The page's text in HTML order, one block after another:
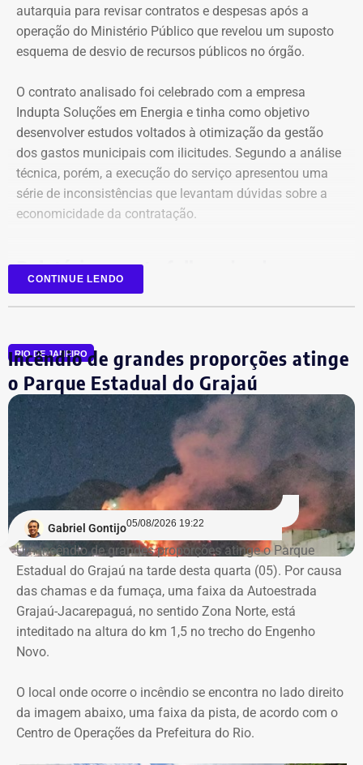
Declaração de bens de Vinícius Cozzolino em 2026 — Foto:
Reprodução/Divulgacand
Declaração de bens de Vinícius Cozzolino em 2022 — Foto:
Reprodução/Divulgacand
autarquia para revisar contratos e despesas após a
operação do Ministério Público que revelou um suposto
esquema de desvio de recursos públicos no órgão.
O contrato analisado foi celebrado com a empresa
Indupta Soluções em Energia e tinha como objetivo
desenvolver estudos voltados à otimização da gestão
dos gastos municipais com ilicitudes. Segundo a análise
técnica, porém, a execução do serviço apresentou uma
série de inconsistências que levantam dúvidas sobre a
economicidade da contratação.
Relatório aponta falhas desde o
planejamento
auditores está a concentração de funções incompatíveis
dentro do processo de contratação. Conforme o relatório,
os mesmos agentes públicos participaram das etapas de
planejamento, julgamento e fiscalização do contrato,
comprometendo a segregação de funções.
A auditoria também aponta indícios de restrição à
competitividade da licitação, observados pela baixa
variação entre as propostas apresentadas pelas
empresas concorrentes, além de falhas na elaboração do
termo de referência.
Outro ponto que chamou a atenção dos técnicos foi a
ausência de critérios objetivos para justificar a
contratação da equipe prevista. Em uma das fases do
projeto, o contrato estimava a atuação de 76
superior a R$ 28 mil. Em alguns casos, como o de
consultores especializados, os valores chegavam a quase
R$ 75 mil por profissional, sem que houvesse justificativa
CONTINUE LENDO
RIO DE JANEIRO
Incêndio de grandes proporções atinge
o Parque Estadual do Grajaú
Gabriel Gontijo05/08/2026 19:22
Um incêndio de grandes proporções atinge o Parque
Estadual do Grajaú na tarde desta quarta (05). Por causa
das chamas e da fumaça, uma faixa da Autoestrada
Grajaú-Jacarepaguá, no sentido Zona Norte, está
inteditado na altura do km 1,5 no trecho do Engenho
Novo.
O local onde ocorre o incêndio se encontra no lado direito
da imagem abaixo, uma faixa da pista, de acordo com o
Centro de Operações da Prefeitura do Rio.